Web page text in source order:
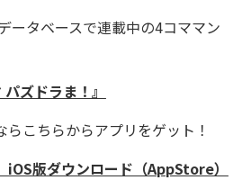
ータベースで連載中の4コママン
ズドラま！』
こちらからアプリをゲット！
版ダウンロード（AppStore）